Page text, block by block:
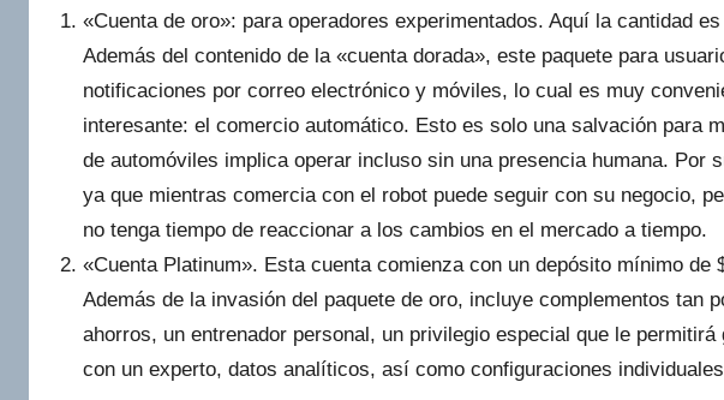
«Cuenta de oro»: para operadores experimentados. Aquí la cantidad
Además del contenido de la «cuenta dorada», este paquete para
notificaciones por correo electrónico y móviles, lo cual es muy
interesante: el comercio automático. Esto es solo una salvación para
de automóviles implica operar incluso sin una presencia humana. Por
ya que mientras comercia con el robot puede seguir con su negocio,
no tenga tiempo de reaccionar a los cambios en el mercado a tiempo.
«Cuenta Platinum». Esta cuenta comienza con un depósito mínimo
Además de la invasión del paquete de oro, incluye complementos tan
ahorros, un entrenador personal, un privilegio especial que le
con un experto, datos analíticos, así como configuraciones